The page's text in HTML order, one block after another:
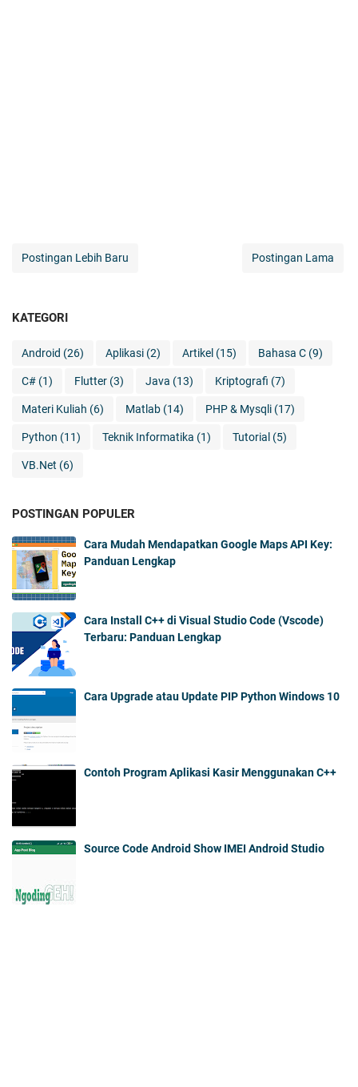
Postingan Lebih Baru Postingan Lama
KATEGORI
Android (26) Aplikasi (2) Artikel (15) Bahasa C (9)
C# (1) Flutter (3) Java (13) Kriptografi (7)
Materi Kuliah (6) Matlab (14) PHP & Mysqli (17)
Python (11) Teknik Informatika (1) Tutorial (5)
VB.Net (6)
POSTINGAN POPULER
Cara Mudah Mendapatkan Google Maps API Key:
Panduan Lengkap
Cara Install C++ di Visual Studio Code (Vscode)
Terbaru: Panduan Lengkap
Cara Upgrade atau Update PIP Python Windows 10
Contoh Program Aplikasi Kasir Menggunakan C++
Source Code Android Show IMEI Android Studio